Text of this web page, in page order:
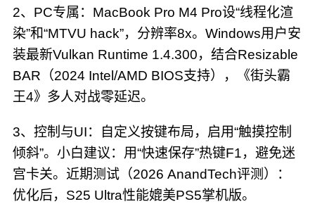
2、PC专属：MacBook Pro M4 Pro设“线程化渲
染”和“MTVU hack”，分辨率8x。Windows用户安
装最新Vulkan Runtime 1.4.300，结合Resizable
BAR（2024 Intel/AMD BIOS支持），《街头霸
王4》多人对战零延迟。
3、控制与UI：自定义按键布局，启用“触摸控制
倾斜”。小白建议：用“快速保存”热键F1，避免迷
宫卡关。近期测试（2026 AnandTech评测）：
优化后，S25 Ultra性能媲美PS5掌机版。